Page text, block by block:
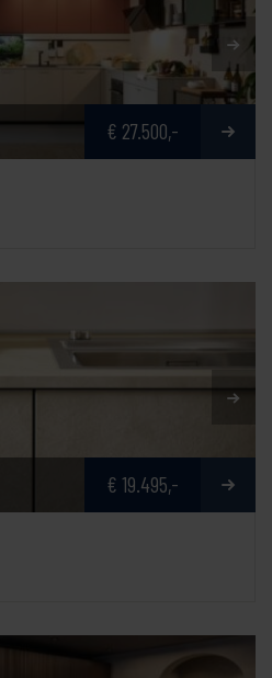
€ 27.500,-
€ 19.495,-